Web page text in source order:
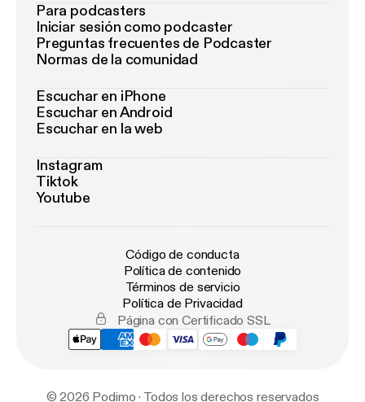
Para podcasters
Iniciar sesión como podcaster
Preguntas frecuentes de Podcaster
Normas de la comunidad
Escuchar en iPhone
Escuchar en Android
Escuchar en la web
Instagram
Tiktok
Youtube
Código de conducta
Política de contenido
Términos de servicio
Política de Privacidad
Página con Certificado SSL
© 2026 Podimo · Todos los derechos reservados